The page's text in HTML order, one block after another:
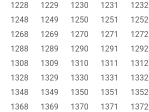
1228 1229 1230 1231 1232
1248 1249 1250 1251 1252
1268 1269 1270 1271 1272
1288 1289 1290 1291 1292
1308 1309 1310 1311 1312
1328 1329 1330 1331 1332
1348 1349 1350 1351 1352
1368 1369 1370 1371 1372